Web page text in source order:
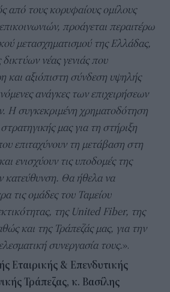
από τους κορυφαίους ομίλους
προάγεται περαιτέρω
μετασχηματισμού της Ελλάδας,
νέας γενιάς που
και αξιόπιστη σύνδεση υψηλής
ανάγκες των επιχειρήσεων
Η συγκεκριμένη χρηματοδότηση
στρατηγικής μας για τη στήριξη
επιταχύνουν τη μετάβαση στη
ενισχύουν τις υποδομές της
κατεύθυνση. Θα ήθελα να
τις ομάδες του Ταμείου
της United Fiber, της
και της Τράπεζάς μας, για την
συνεργασία τους.».
Εταιρικής & Επενδυτικής
Τράπεζας, κ. Βασίλης